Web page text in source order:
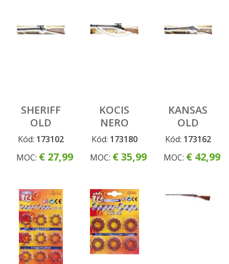
SHERIFF
OLD
METAL
Kód: 173102
MOC: € 27,99
KOCIS
NERO
Kód: 173180
MOC: € 35,99
KANSAS
OLD
METAL
Kód: 173162
MOC: € 42,99